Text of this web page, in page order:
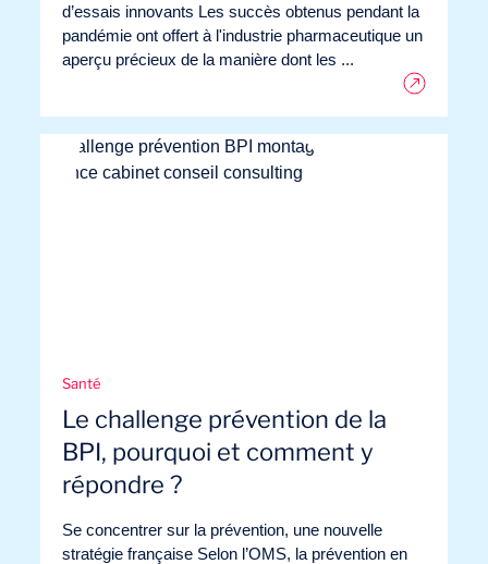
d’essais innovants Les succès obtenus pendant la
pandémie ont offert à l'industrie pharmaceutique un
aperçu précieux de la manière dont les ...
Santé
Le challenge prévention de la
BPI, pourquoi et comment y
répondre ?
Se concentrer sur la prévention, une nouvelle
stratégie française Selon l’OMS, la prévention en